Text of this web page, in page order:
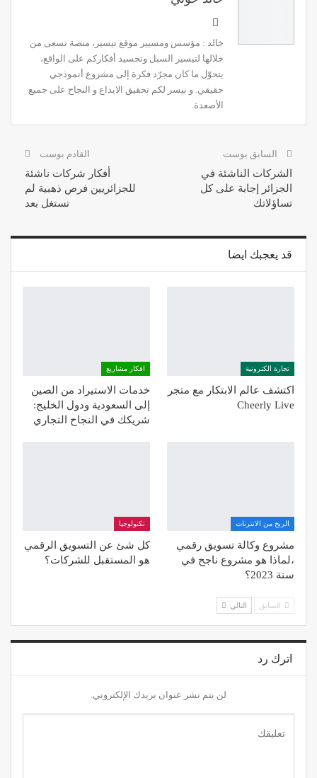
خالد : مؤسس ومسيير موقع تيسير، منصة نسعى من
خلالها لتيسير السبل وتجسيد أفكاركم على الواقع،
يتحوّل ما كان مجرّد فكرة إلى مشروع أنموذجي
حقيقي. و نيسر لكم تحقيق الابداع و النجاح على جميع
الأصعدة.
السابق بوست
الشركات الناشئة في
الجزائر إجابة على كل
تساؤلاتك
القادم بوست
أفكار شركات ناشئة
للجزائريين فرص ذهبية لم
تستغل بعد
قد يعجبك ايضا
تجارة الكترونية
اكتشف عالم الابتكار مع متجر
Cheerly Live
افكار مشاريع
خدمات الاستيراد من الصين
إلى السعودية ودول الخليج:
شريكك في النجاح التجاري
الربح من الانترنات
مشروع وكالة تسويق رقمي
،لماذا هو مشروع ناجح في
سنة 2023؟
تكنولوجيا
كل شئ عن التسويق الرقمي
هو المستقبل للشركات؟
السابق التالي
اترك رد
لن يتم نشر عنوان بريدك الإلكتروني.